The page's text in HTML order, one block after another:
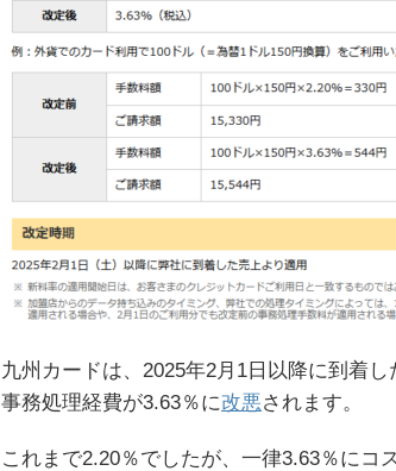
九州カードは、2025年2月1日以降に到着
事務処理経費が3.63％に改悪されます。
これまで2.20％でしたが、一律3.63％にコ